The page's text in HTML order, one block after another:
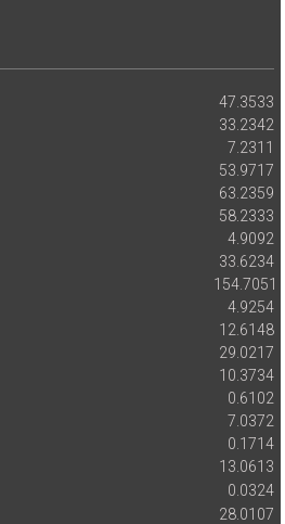
47.3533
33.2342
7.2311
53.9717
63.2359
58.2333
4.9092
33.6234
154.7051
4.9254
12.6148
29.0217
10.3734
0.6102
7.0372
0.1714
13.0613
0.0324
28.0107